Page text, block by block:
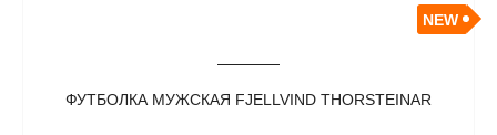
NEW
​ФУТБОЛКА МУЖСКАЯ FJELLVIND THORSTEINAR